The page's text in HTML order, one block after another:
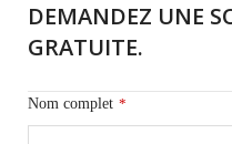
DEMANDEZ UNE
GRATUITE.
Nom complet *